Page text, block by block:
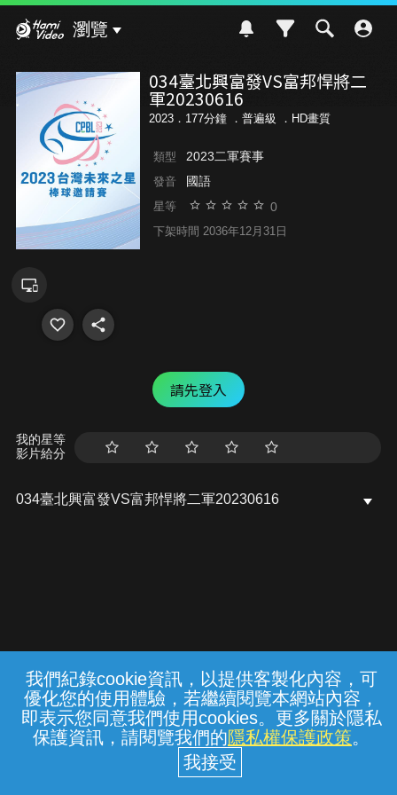
我們紀錄cookie資訊，以提供客製化內容，可
優化您的使用體驗，若繼續閱覽本網站內容，
即表示您同意我們使用cookies。更多關於隱私
保護資訊，請閱覽我們的隱私權保護政策。
瀏覽
034臺北興富發VS富邦悍將二
軍20230616
2023．177分鐘 ． 普遍級 ．HD畫質
類型 2023二軍賽事
發音 國語
星等 0
下架時間 2036年12月31日
請先登入
我的星等
影片給分
034臺北興富發VS富邦悍將二軍20230616
常見問題 線上客服 服務條款 隱私權保護
中華電信股份有限公司個人家庭分公司
(統一編號：96979949) © 2026
{{notifyMsg}}